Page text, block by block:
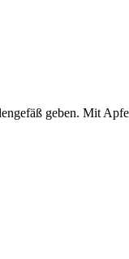
geben. Mit